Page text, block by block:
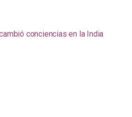
conciencias en la India